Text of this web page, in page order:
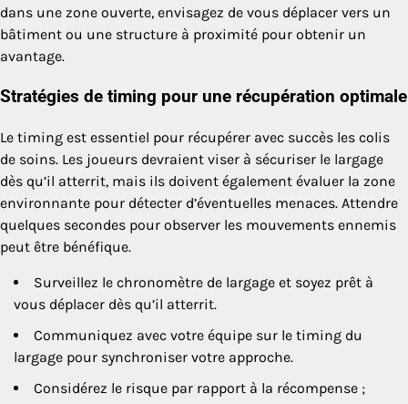
dans une zone ouverte, envisagez de vous déplacer vers un
bâtiment ou une structure à proximité pour obtenir un
avantage.
Stratégies de timing pour une récupération optimale
Le timing est essentiel pour récupérer avec succès les colis
de soins. Les joueurs devraient viser à sécuriser le largage
dès qu’il atterrit, mais ils doivent également évaluer la zone
environnante pour détecter d’éventuelles menaces. Attendre
quelques secondes pour observer les mouvements ennemis
peut être bénéfique.
Surveillez le chronomètre de largage et soyez prêt à
vous déplacer dès qu’il atterrit.
Communiquez avec votre équipe sur le timing du
largage pour synchroniser votre approche.
Considérez le risque par rapport à la récompense ;